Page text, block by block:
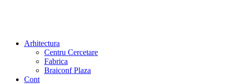
Arhitectura
Centru Cercetare
Fabrica
Braiconf Plaza
Cont